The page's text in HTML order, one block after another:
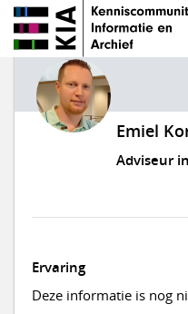
Emiel
Adviseur
Ervaring
Deze informatie is nog